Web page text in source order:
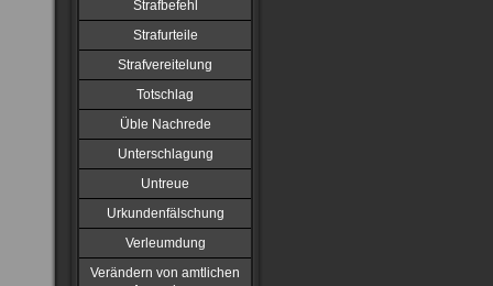
Strafbefehl
Strafurteile
Strafvereitelung
Totschlag
Üble Nachrede
Unterschlagung
Untreue
Urkundenfälschung
Verleumdung
Verändern von amtlichen